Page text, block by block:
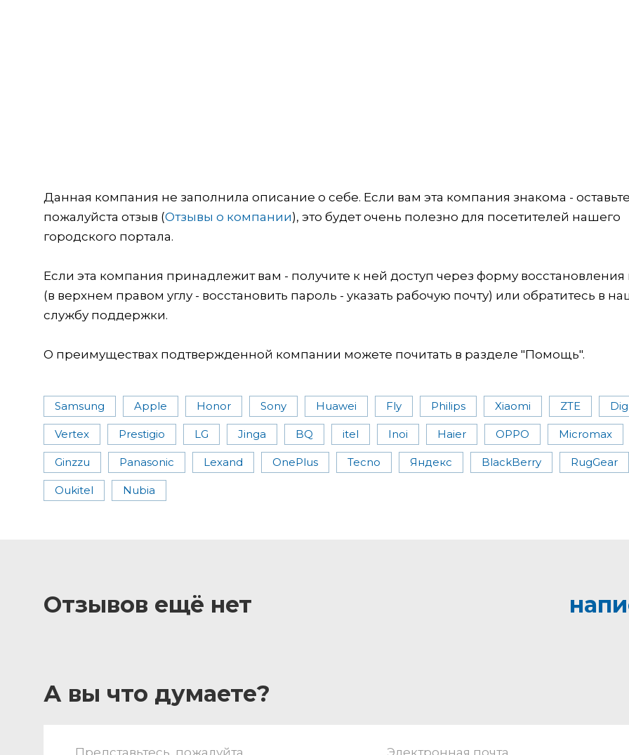
Данная компания не заполнила описание о себе. Если вам эта компания знакома -
пожалуйста отзыв (Отзывы о компании), это будет очень полезно для посетителей нашего
городского портала.
Если эта компания принадлежит вам - получите к ней доступ через форму восстановления
(в верхнем правом углу - восстановить пароль - указать рабочую почту) или обратитесь в
службу поддержки.
О преимуществах подтвержденной компании можете почитать в разделе "Помощь".
Samsung Apple Honor Sony Huawei Fly Philips Xiaomi ZTE
Vertex Prestigio LG Jinga BQ itel Inoi Haier OPPO Micromax
Ginzzu Panasonic Lexand OnePlus Tecno Яндекс BlackBerry RugGear
Oukitel Nubia
Отзывов ещё нет
А вы что думаете?